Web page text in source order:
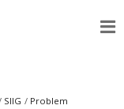
SIIG Problem